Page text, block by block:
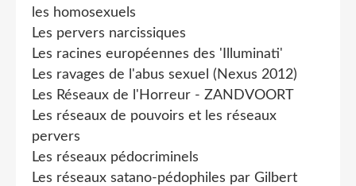
les homosexuels
Les pervers narcissiques
Les racines européennes des 'Illuminati'
Les ravages de l'abus sexuel (Nexus 2012)
Les Réseaux de l'Horreur - ZANDVOORT
Les réseaux de pouvoirs et les réseaux
pervers
Les réseaux pédocriminels
Les réseaux satano-pédophiles par Gilbert